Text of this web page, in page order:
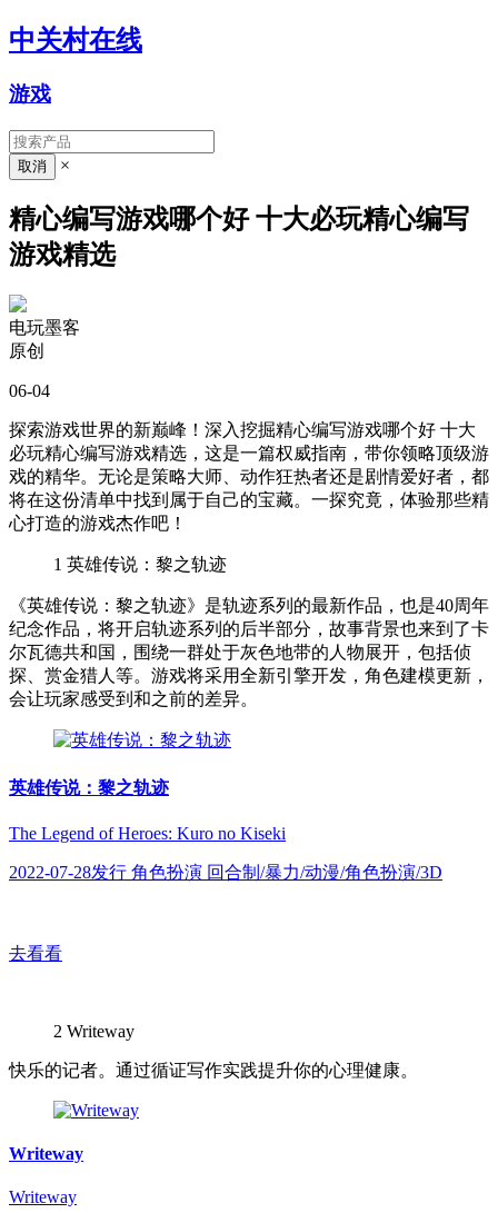
中关村在线
游戏
×
精心编写游戏哪个好 十大必玩精心编写
游戏精选
电玩墨客
原创
06-04
探索游戏世界的新巅峰！深入挖掘精心编写游戏哪个好 十大
必玩精心编写游戏精选，这是一篇权威指南，带你领略顶级游
戏的精华。无论是策略大师、动作狂热者还是剧情爱好者，都
将在这份清单中找到属于自己的宝藏。一探究竟，体验那些精
心打造的游戏杰作吧！
1 英雄传说：黎之轨迹
《英雄传说：黎之轨迹》是轨迹系列的最新作品，也是40周年
纪念作品，将开启轨迹系列的后半部分，故事背景也来到了卡
尔瓦德共和国，围绕一群处于灰色地带的人物展开，包括侦
探、赏金猎人等。游戏将采用全新引擎开发，角色建模更新，
会让玩家感受到和之前的差异。
英雄传说：黎之轨迹
The Legend of Heroes: Kuro no Kiseki
2022-07-28发行 角色扮演 回合制/暴力/动漫/角色扮演/3D
去看看
2 Writeway
快乐的记者。通过循证写作实践提升你的心理健康。
Writeway
Writeway